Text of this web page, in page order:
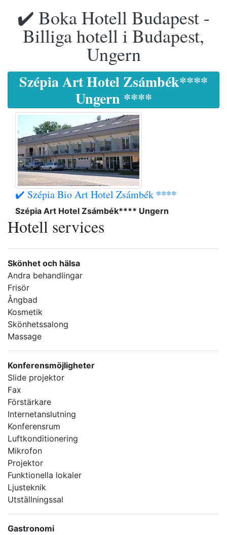
✔️ Boka Hotell Budapest -
Billiga hotell i Budapest,
Ungern
Szépia Art Hotel Zsámbék****
Ungern ****
✔️ Szépia Bio Art Hotel Zsámbék ****
Szépia Art Hotel Zsámbék**** Ungern
Hotell services
Skönhet och hälsa
Andra behandlingar
Frisör
Ångbad
Kosmetik
Skönhetssalong
Massage
Konferensmöjligheter
Slide projektor
Fax
Förstärkare
Internetanslutning
Konferensrum
Luftkonditionering
Mikrofon
Projektor
Funktionella lokaler
Ljusteknik
Utställningssal
Gastronomi